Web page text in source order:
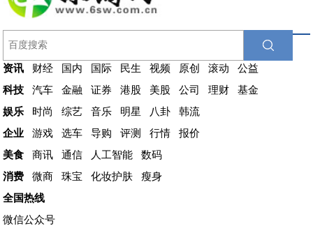
资讯 财经 国内 国际 民生 视频 原创 滚动
公益
科技
汽车 金融 证券 港股 美股 公司 理财
基金
娱乐
时尚 综艺 音乐 明星 八卦
韩流
企业
游戏 选车 导购 评测 行情
报价
美食
商讯 通信 人工智能
数码
消费
微商 珠宝 化妆护肤
瘦身
全国热线
微信公众号